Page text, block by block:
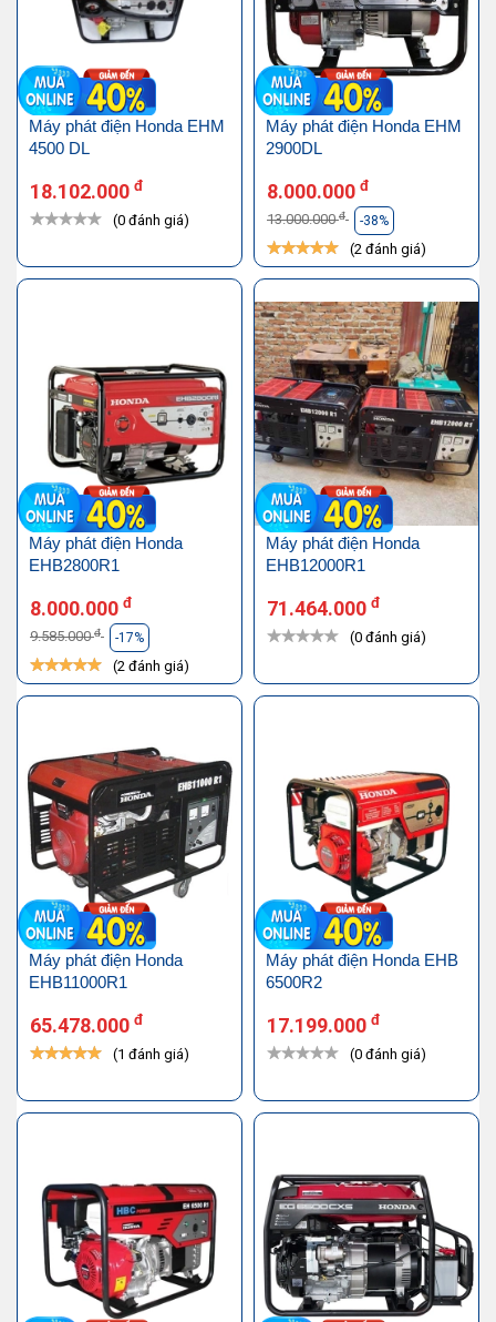
Máy phát điện Honda EHM
4500 DL
18.102.000 đ
(0 đánh giá)
Máy phát điện Honda EHM
2900DL
8.000.000 đ
13.000.000đ -38%
(2 đánh giá)
Máy phát điện Honda
EHB2800R1
8.000.000 đ
9.585.000đ -17%
(2 đánh giá)
Máy phát điện Honda
EHB12000R1
71.464.000 đ
(0 đánh giá)
Máy phát điện Honda
EHB11000R1
65.478.000 đ
(1 đánh giá)
Máy phát điện Honda EHB
6500R2
17.199.000 đ
(0 đánh giá)